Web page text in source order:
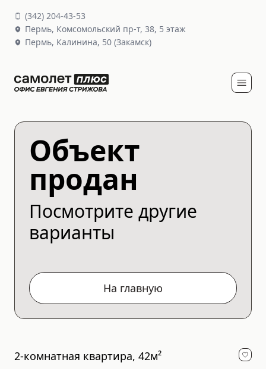
(342) 204-43-53
Пермь, Комсомольский пр-т, 38, 5 этаж
Пермь, Калинина, 50 (Закамск)
Объект
продан
Посмотрите другие
варианты
На главную
2-комнатная квартира, 42м²